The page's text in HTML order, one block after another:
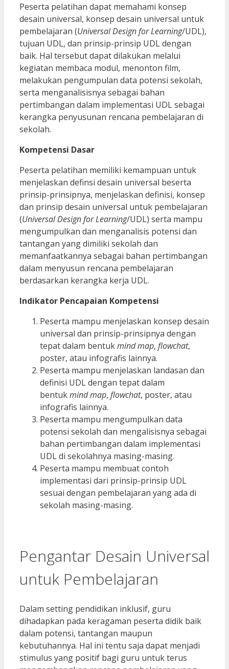
Peserta pelatihan dapat memahami konsep
desain universal, konsep desain universal untuk
pembelajaran (Universal Design for Learning/UDL),
tujuan UDL, dan prinsip-prinsip UDL dengan
baik. Hal tersebut dapat dilakukan melalui
kegiatan membaca modul, menonton film,
melakukan pengumpulan data potensi sekolah,
serta menganalisisnya sebagai bahan
pertimbangan dalam implementasi UDL sebagai
kerangka penyusunan rencana pembelajaran di
sekolah.
Kompetensi Dasar
Peserta pelatihan memiliki kemampuan untuk
menjelaskan definsi desain universal beserta
prinsip-prinsipnya, menjelaskan definisi, konsep
dan prinsip desain universal untuk pembelajaran
(Universal Design for Learning/UDL) serta mampu
mengumpulkan dan menganalisis potensi dan
tantangan yang dimiliki sekolah dan
memanfaatkannya sebagai bahan pertimbangan
dalam menyusun rencana pembelajaran
berdasarkan kerangka kerja UDL.
Indikator Pencapaian Kompetensi
Peserta mampu menjelaskan konsep desain
universal dan prinsip-prinsipnya dengan
tepat dalam bentukmind map, flowchat,
poster, atau infografis lainnya.
Peserta mampu menjelaskan landasan dan
definisi UDL dengan tepat dalam
bentukmind map, flowchat, poster, atau
infografis lainnya.
Peserta mampu mengumpulkan data
potensi sekolah dan mengalisisnya sebagai
bahan pertimbangan dalam implementasi
UDL di sekolahnya masing-masing.
Peserta mampu membuat contoh
implementasi dari prinsip-prinsip UDL
sesuai dengan pembelajaran yang ada di
sekolah masing-masing.
Pengantar Desain Universal
untuk Pembelajaran
Dalam setting pendidikan inklusif, guru
dihadapkan pada keragaman peserta didik baik
dalam potensi, tantangan maupun
kebutuhannya. Hal ini tentu saja dapat menjadi
stimulus yang positif bagi guru untuk terus